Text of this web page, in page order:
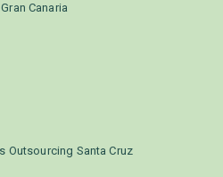
Canaria
Outsourcing Santa Cruz